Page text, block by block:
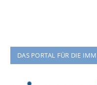
DAS PORTAL FÜR DIE